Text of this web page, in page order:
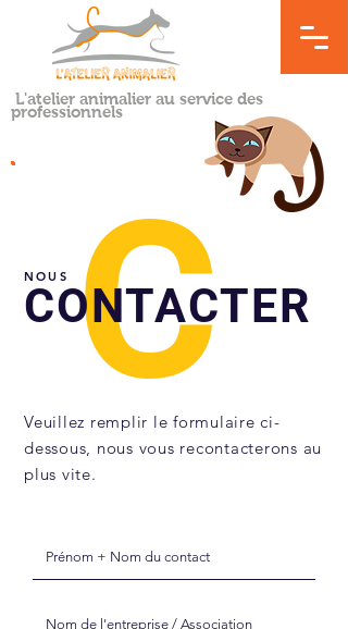
L'atelier animalier au service des
professionnels
Veuillez remplir le formulaire ci-
dessous, nous vous recontacterons au
plus vite.
C
CONTACTER
NOUS